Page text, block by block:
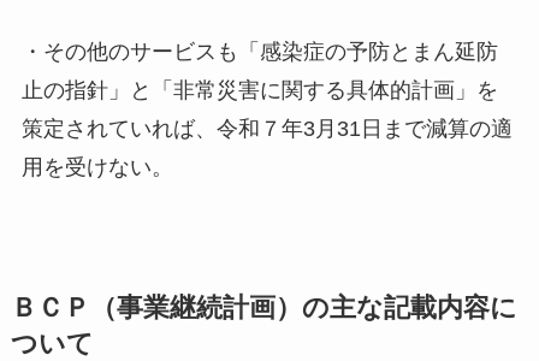
・その他のサービスも「感染症の予防とまん延防
止の指針」と「非常災害に関する具体的計画」を
策定されていれば、令和７年3月31日まで減算の適
用を受けない。
ＢＣＰ（事業継続計画）の主な記載内容に
ついて